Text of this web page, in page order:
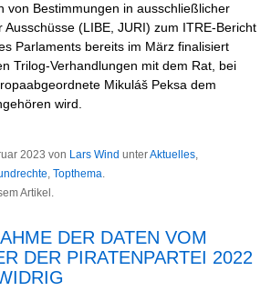
von Bestimmungen in ausschließlicher
(LIBE, JURI) zum ITRE-Bericht
Parlaments bereits im März finalisiert
Trilog-Verhandlungen mit dem Rat, bei
Mikuláš Peksa dem
wird.
2023 von Lars Wind unterAktuelles,
, Topthema.
Artikel.
DER DATEN VOM
DER PIRATENPARTEI 2022